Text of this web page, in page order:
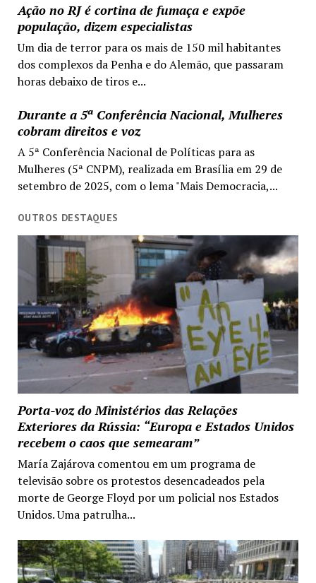
Ação no RJ é cortina de fumaça e expõe
população, dizem especialistas
Um dia de terror para os mais de 150 mil habitantes
dos complexos da Penha e do Alemão, que passaram
horas debaixo de tiros e...
Durante a 5ª Conferência Nacional, Mulheres
cobram direitos e voz
A 5ª Conferência Nacional de Políticas para as
Mulheres (5ª CNPM), realizada em Brasília em 29 de
setembro de 2025, com o lema "Mais Democracia,...
OUTROS DESTAQUES
Porta-voz do Ministérios das Relações
Exteriores da Rússia: “Europa e Estados Unidos
recebem o caos que semearam”
María Zajárova comentou em um programa de
televisão sobre os protestos desencadeados pela
morte de George Floyd por um policial nos Estados
Unidos. Uma patrulha...